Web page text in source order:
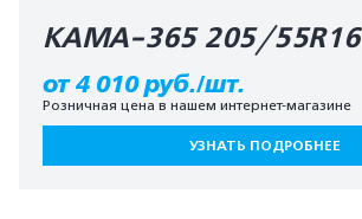
КАМА-365 205/55R16
от 4 010 руб./шт.
Розничная цена в нашем интернет-магазине
УЗНАТЬ ПОДРОБНЕЕ